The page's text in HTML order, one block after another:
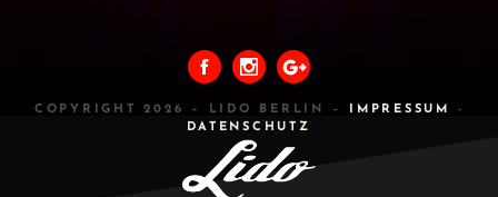
COPYRIGHT 2026 – LIDO BERLIN – IMPRESSUM
-
DATENSCHUTZ